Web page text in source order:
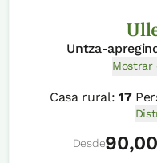
Untza-
Mostrar
Casa rural:17
Desde